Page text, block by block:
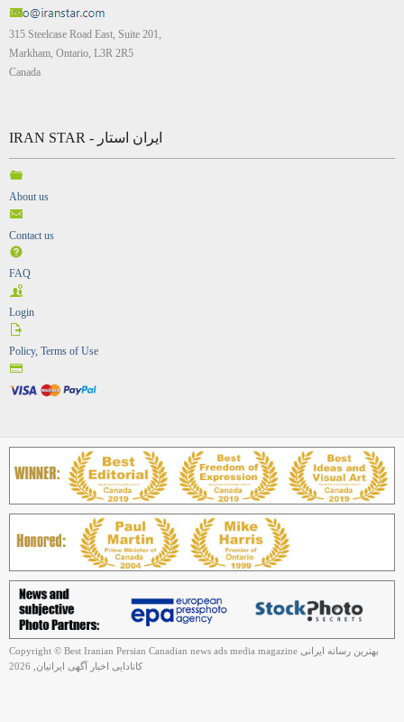
315 Steelcase Road East, Suite 201,
Markham, Ontario, L3R 2R5
Canada
IRAN STAR - ایران استار
About us
Contact us
FAQ
Login
Policy, Terms of Use
Copyright © Best Iranian Persian Canadian news ads media magazine بهترین رسانه ایرانی
کانادایی اخبار آگهی ایرانیان, 2026